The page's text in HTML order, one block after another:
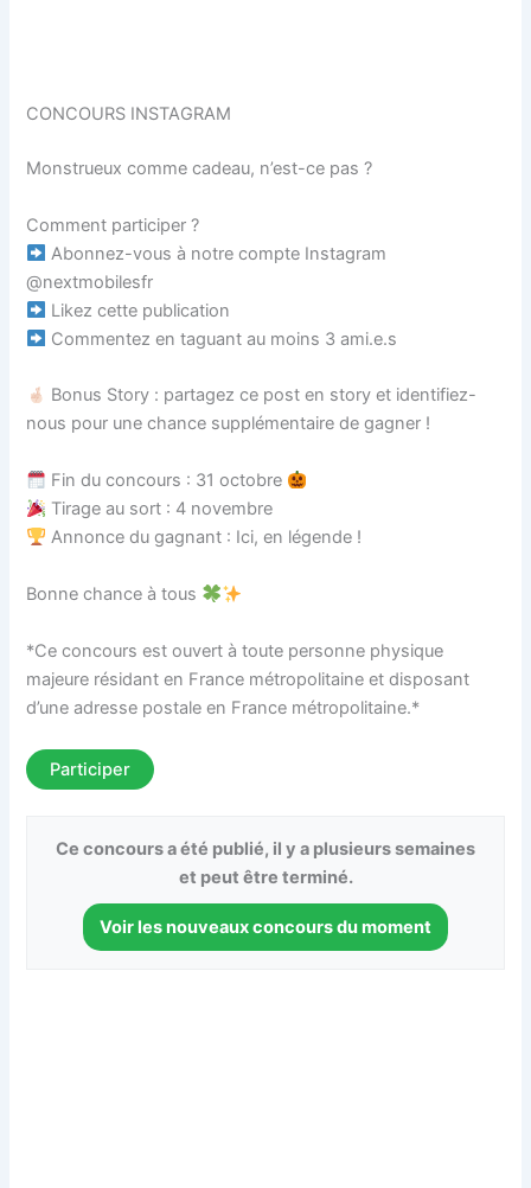
CONCOURS INSTAGRAM
Monstrueux comme cadeau, n’est-ce pas ?
Comment participer ?
Abonnez-vous à notre compte Instagram
@nextmobilesfr
Likez cette publication
Commentez en taguant au moins 3 ami.e.s
Bonus Story : partagez ce post en story et identifiez-
nous pour une chance supplémentaire de gagner !
Fin du concours : 31 octobre
Tirage au sort : 4 novembre
Annonce du gagnant : Ici, en légende !
Bonne chance à tous
*Ce concours est ouvert à toute personne physique
majeure résidant en France métropolitaine et disposant
d’une adresse postale en France métropolitaine.*
Participer
Ce concours a été publié, il y a plusieurs semaines
et peut être terminé.
Voir les nouveaux concours du moment